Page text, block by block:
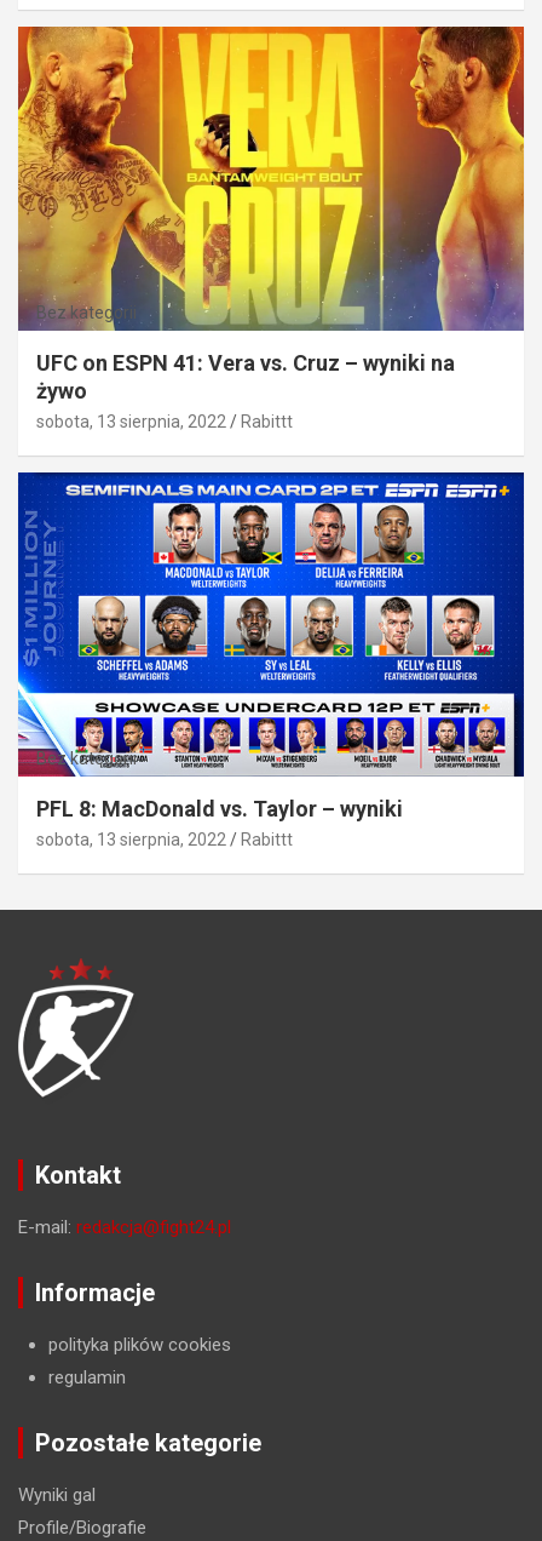
Bez kategorii
UFC on ESPN 41: Vera vs. Cruz – wyniki na
żywo
sobota, 13 sierpnia, 2022 Rabittt
Bez kategorii
PFL 8: MacDonald vs. Taylor – wyniki
sobota, 13 sierpnia, 2022 Rabittt
Kontakt
E-mail: redakcja@fight24.pl
Informacje
polityka plików cookies
regulamin
Pozostałe kategorie
Wyniki gal
Profile/Biografie